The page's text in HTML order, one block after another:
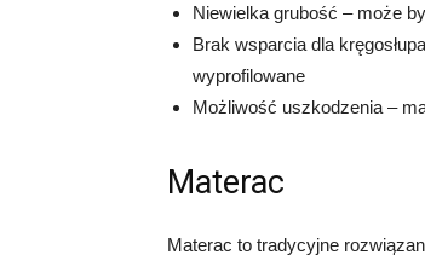
Niewielka grubość – może
Brak wsparcia dla
wyprofilowane
Możliwość uszkodzenia –
Materac
Materac to tradycyjne